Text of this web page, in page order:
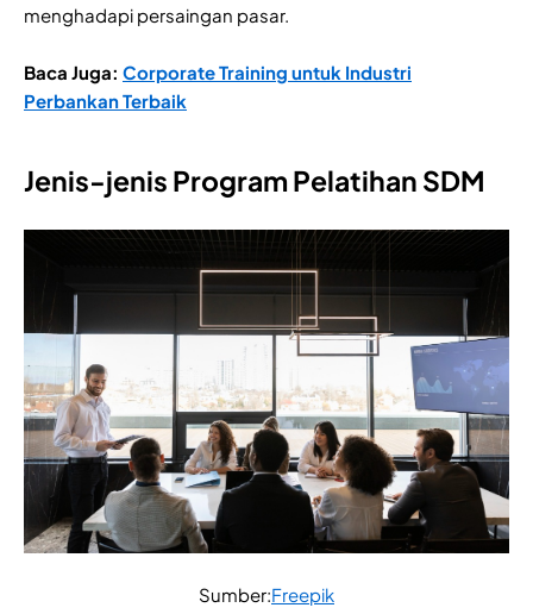
menghadapi persaingan pasar.
Baca Juga: Corporate Training untuk Industri
Perbankan Terbaik
Jenis-jenis Program Pelatihan SDM
Sumber:Freepik